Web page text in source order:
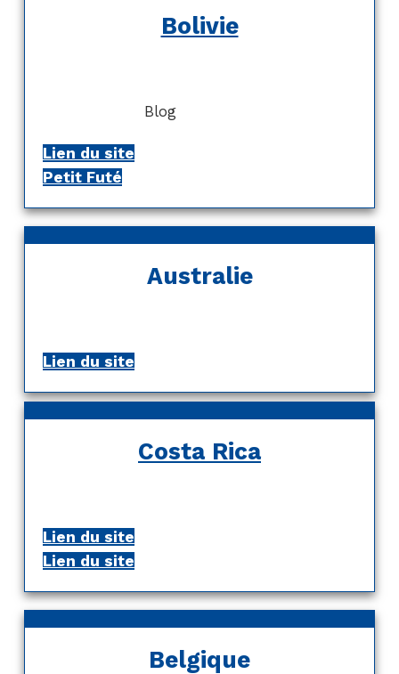
Bolivie
Blog
Lien du site
Petit Futé
Australie
Lien du site
Costa Rica
Lien du site
Lien du site
Belgique